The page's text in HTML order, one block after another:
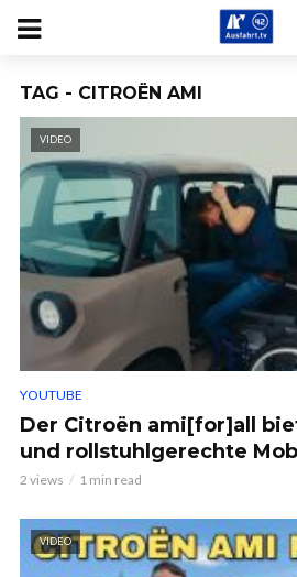
TAG - CITROËN AMI
VIDEO
YOUTUBE
Der Citroën ami[for]all
und rollstuhlgerechte
2 views 1 min read
VIDEO